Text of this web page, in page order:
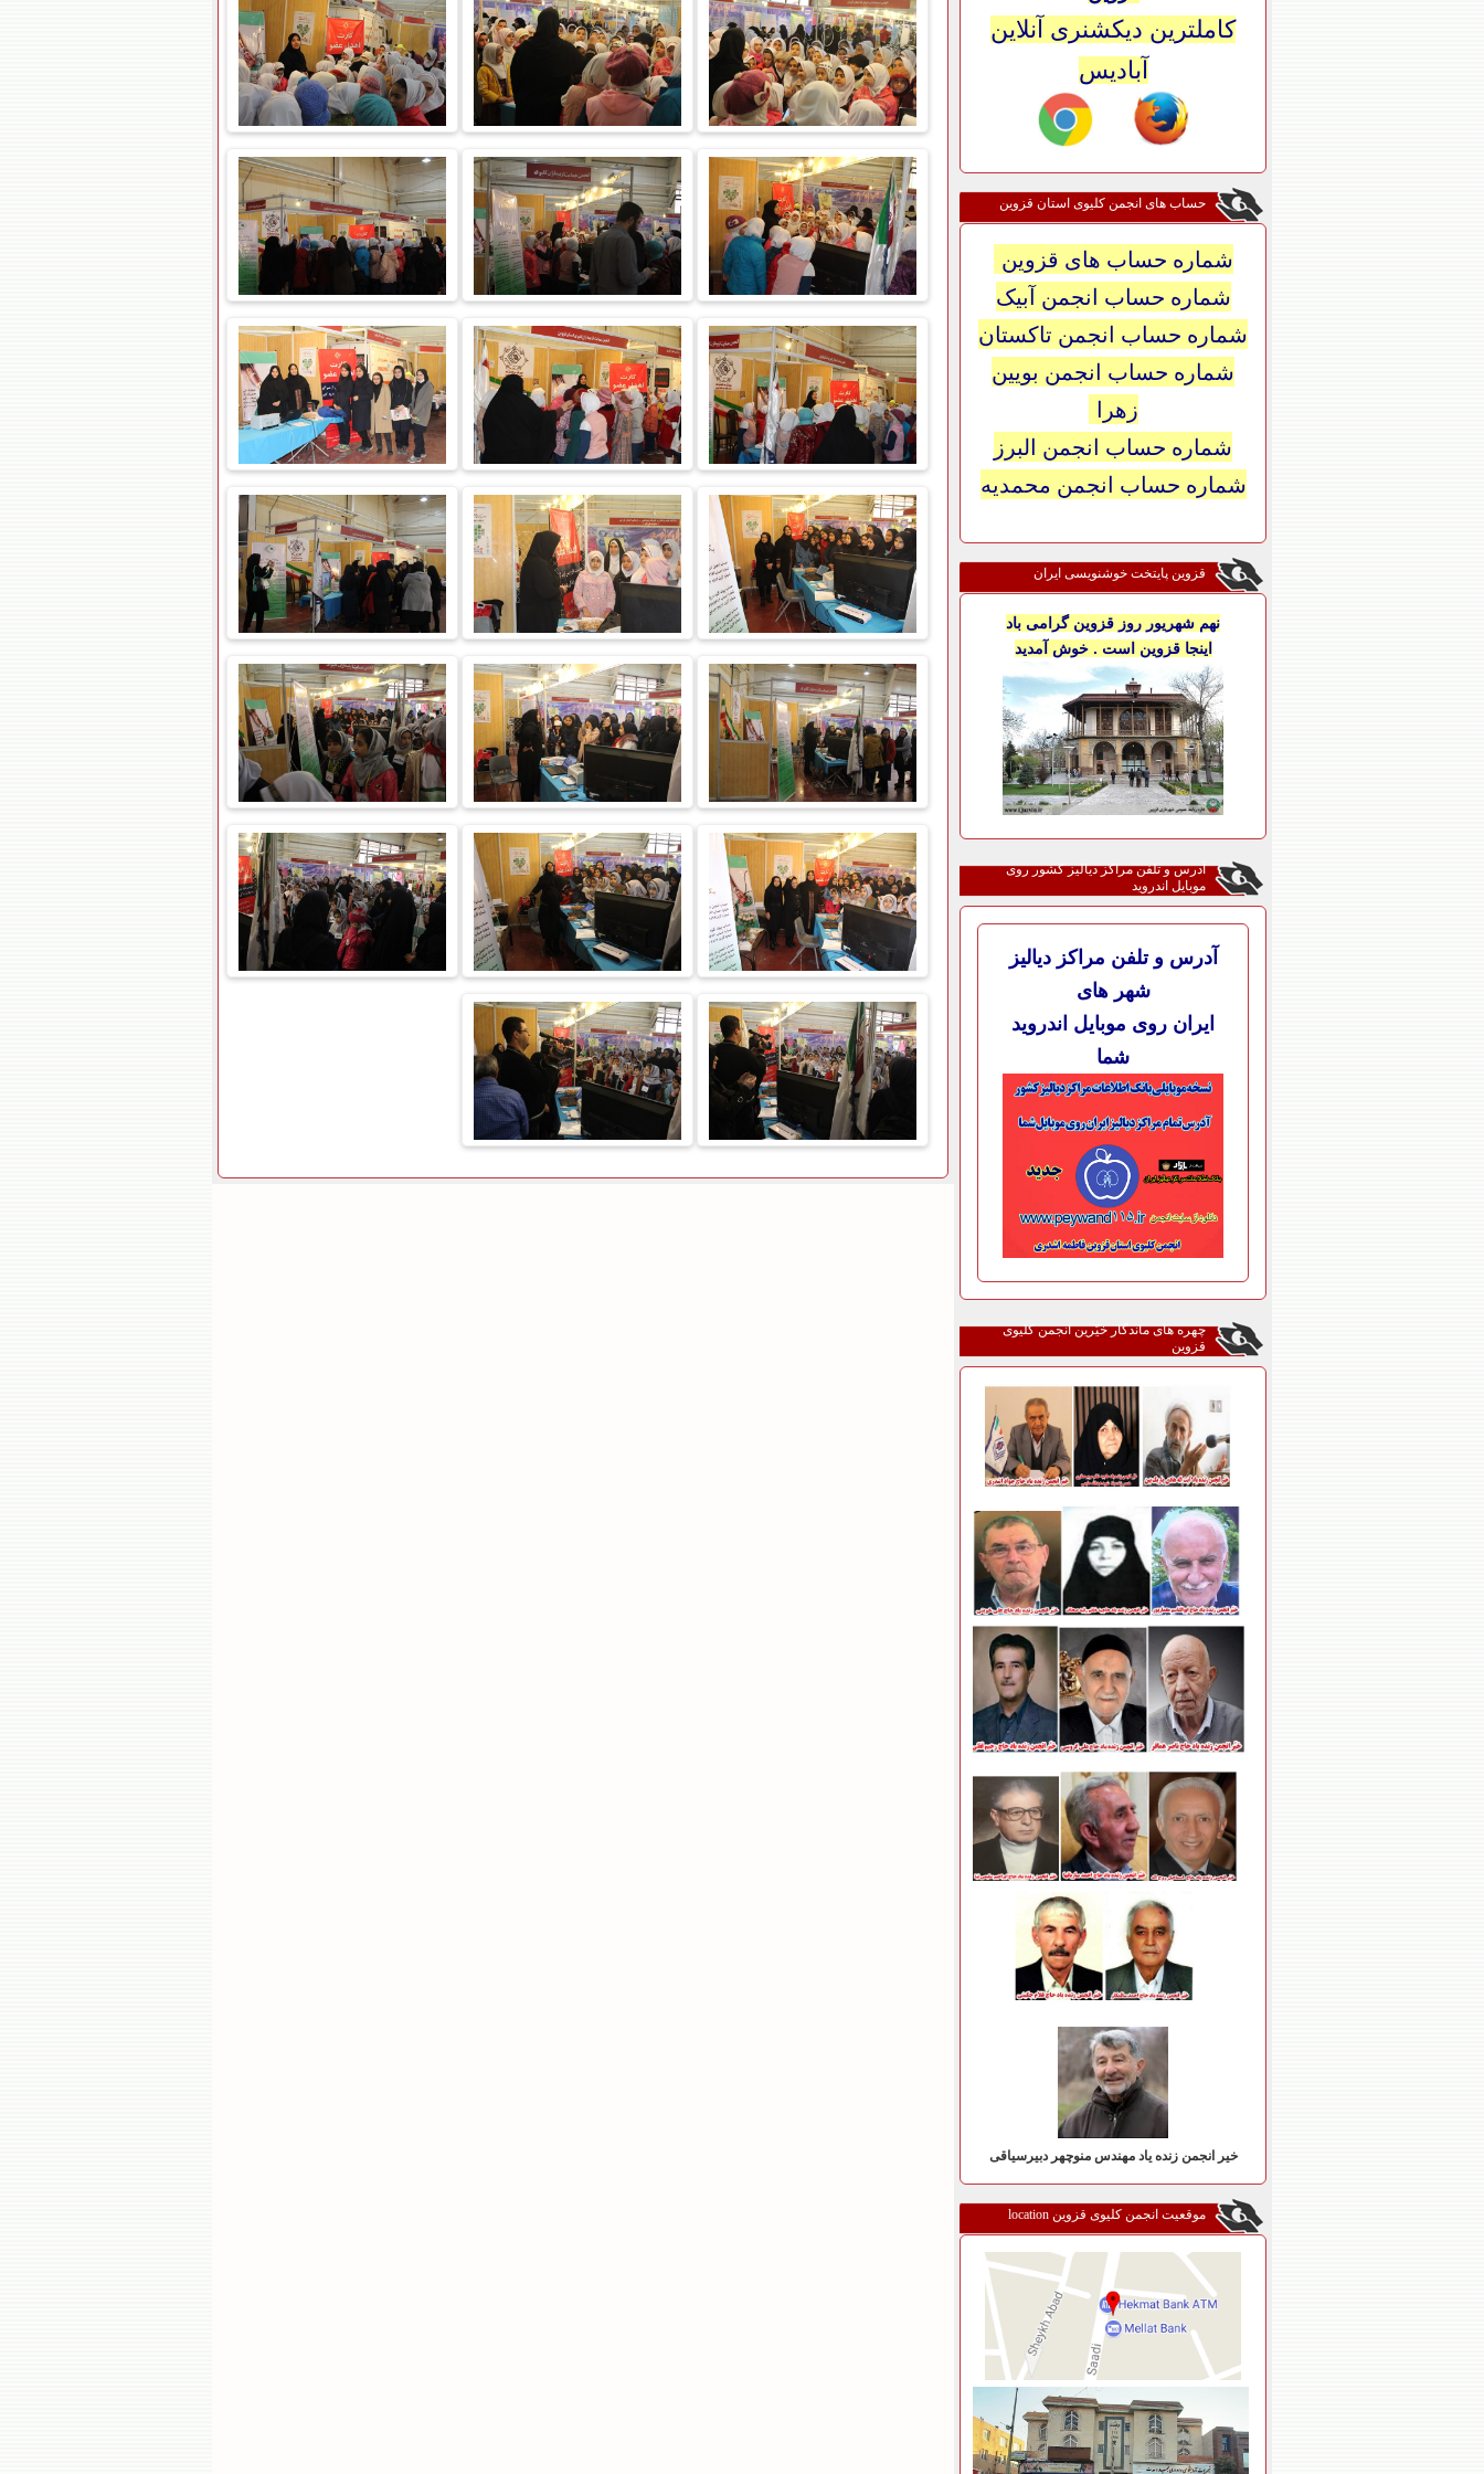
کاملترین دیکشنری آنلاین
آبادیس
حساب های انجمن کلیوی استان قزوین
شماره حساب های قزوین
شماره حساب انجمن آبیک
شماره حساب انجمن تاکستان
شماره حساب انجمن بویین
زهرا
شماره حساب انجمن البرز
شماره حساب انجمن محمدیه
قزوین پایتخت خوشنویسی ایران
نهم شهریور روز قزوین گرامی باد
اینجا قزوین است . خوش آمدید
آدرس و تلفن مراکز دیالیز کشور روی
موبایل اندروید
آدرس و تلفن مراکز دیالیز
شهر های
ایران روی موبایل اندروید
شما
چهره های ماندگار خیّرین انجمن کلیوی
قزوین
خیر انجمن زنده یاد مهندس منوچهر دبیرسیاقی
موقعیت انجمن کلیوی قزوین location